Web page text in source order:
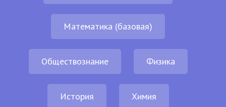
Математика (базовая)
Обществознание Физика
История Химия